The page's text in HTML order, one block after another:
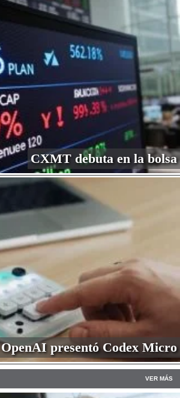
CXMT debuta en la bolsa
OpenAI presentó Codex Micro
VER MÁS